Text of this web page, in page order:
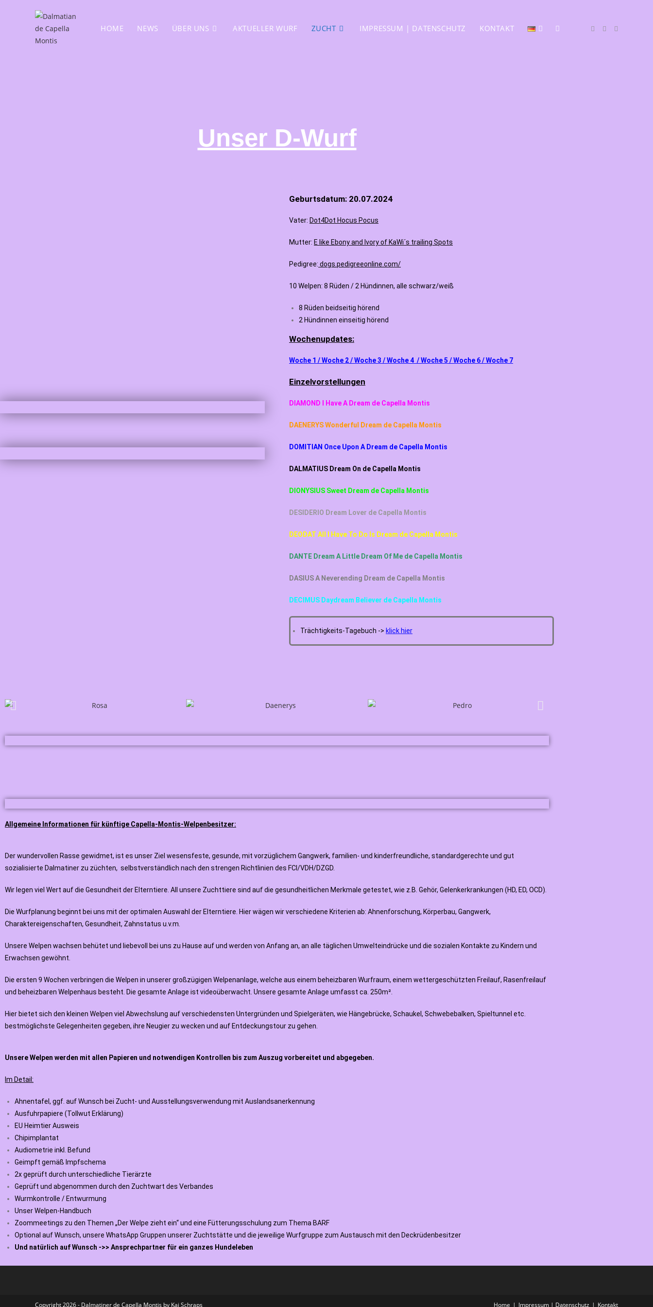
HOME NEWS ÜBER UNS AKTUELLER WURF ZUCHT IMPRESSUM | DATENSCHUTZ KONTAKT
Unser D-Wurf
Geburtsdatum: 20.07.2024
Vater: Dot4Dot Hocus Pocus
Mutter: E like Ebony and Ivory of KaWi´s trailing Spots
Pedigree: dogs.pedigreeonline.com/
10 Welpen: 8 Rüden / 2 Hündinnen, alle schwarz/weiß
8 Rüden beidseitig hörend
2 Hündinnen einseitig hörend
Wochenupdates:
Woche 1 / Woche 2 / Woche 3 / Woche 4 / Woche 5 / Woche 6 / Woche 7
Einzelvorstellungen
DIAMOND I Have A Dream de Capella Montis
DAENERYS Wonderful Dream de Capella Montis
DOMITIAN Once Upon A Dream de Capella Montis
DALMATIUS Dream On de Capella Montis
DIONYSIUS Sweet Dream de Capella Montis
DESIDERIO Dream Lover de Capella Montis
DEODAT All I Have To Do Is Dream de Capella Montis
DANTE Dream A Little Dream Of Me de Capella Montis
DASIUS A Neverending Dream de Capella Montis
DECIMUS Daydream Believer de Capella Montis
Trächtigkeits-Tagebuch -> klick hier
Allgemeine Informationen für künftige Capella-Montis-Welpenbesitzer:
Der wundervollen Rasse gewidmet, ist es unser Ziel wesensfeste, gesunde, mit vorzüglichem Gangwerk, familien- und kinderfreundliche, standardgerechte und gut
sozialisierte Dalmatiner zu züchten, selbstverständlich nach den strengen Richtlinien des FCI/VDH/DZGD.
Wir legen viel Wert auf die Gesundheit der Elterntiere. All unsere Zuchttiere sind auf die gesundheitlichen Merkmale getestet, wie z.B. Gehör, Gelenkerkrankungen (HD, ED, OCD).
Die Wurfplanung beginnt bei uns mit der optimalen Auswahl der Elterntiere. Hier wägen wir verschiedene Kriterien ab: Ahnenforschung, Körperbau, Gangwerk,
Charaktereigenschaften, Gesundheit, Zahnstatus u.v.m.
Unsere Welpen wachsen behütet und liebevoll bei uns zu Hause auf und werden von Anfang an, an alle täglichen Umwelteindrücke und die sozialen Kontakte zu Kindern und
Erwachsen gewöhnt.
Die ersten 9 Wochen verbringen die Welpen in unserer großzügigen Welpenanlage, welche aus einem beheizbaren Wurfraum, einem wettergeschützten Freilauf, Rasenfreilauf
und beheizbaren Welpenhaus besteht. Die gesamte Anlage ist videoüberwacht. Unsere gesamte Anlage umfasst ca. 250m².
Hier bietet sich den kleinen Welpen viel Abwechslung auf verschiedensten Untergründen und Spielgeräten, wie Hängebrücke, Schaukel, Schwebebalken, Spieltunnel etc.
bestmöglichste Gelegenheiten gegeben, ihre Neugier zu wecken und auf Entdeckungstour zu gehen.
Unsere Welpen werden mit allen Papieren und notwendigen Kontrollen bis zum Auszug vorbereitet und abgegeben.
Im Detail:
Ahnentafel, ggf. auf Wunsch bei Zucht- und Ausstellungsverwendung mit Auslandsanerkennung
Ausfuhrpapiere (Tollwut Erklärung)
EU Heimtier Ausweis
Chipimplantat
Audiometrie inkl. Befund
Geimpft gemäß Impfschema
2x geprüft durch unterschiedliche Tierärzte
Geprüft und abgenommen durch den Zuchtwart des Verbandes
Wurmkontrolle / Entwurmung
Unser Welpen-Handbuch
Zoommeetings zu den Themen „Der Welpe zieht ein“ und eine Fütterungsschulung zum Thema BARF
Optional auf Wunsch, unsere WhatsApp Gruppen unserer Zuchtstätte und die jeweilige Wurfgruppe zum Austausch mit den Deckrüdenbesitzer
Und natürlich auf Wunsch ->> Ansprechpartner für ein ganzes Hundeleben
Home Impressum | Datenschutz Kontakt
Copyright 2026 - Dalmatiner de Capella Montis by Kai Schraps